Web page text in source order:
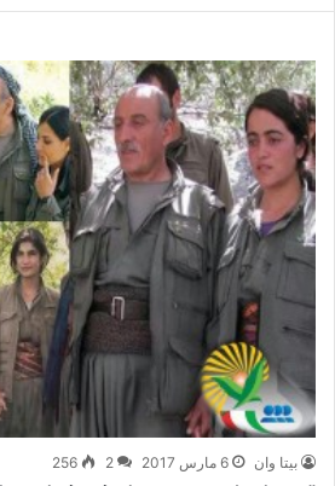
بیتا وان 6 مارس 2017 2
256